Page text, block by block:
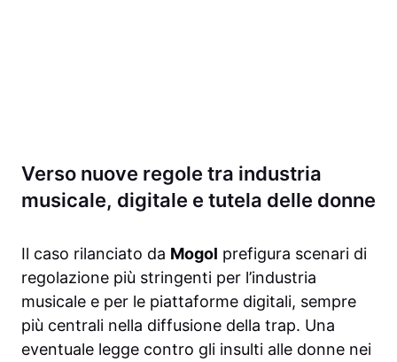
Verso nuove regole tra industria
musicale, digitale e tutela delle donne
Il caso rilanciato da Mogol prefigura scenari di
regolazione più stringenti per l’industria
musicale e per le piattaforme digitali, sempre
più centrali nella diffusione della trap. Una
eventuale legge contro gli insulti alle donne nei